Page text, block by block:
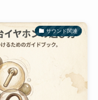
サウンド関連